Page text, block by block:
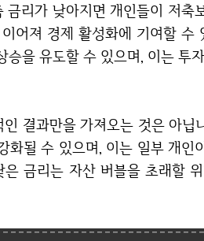
리가 낮아지면 개인들이 저축
어져 경제 활성화에 기여할 수
을 유도할 수 있으며, 이는 투
결과만을 가져오는 것은 아닙
화될 수 있으며, 이는 일부 개인
금리는 자산 버블을 초래할